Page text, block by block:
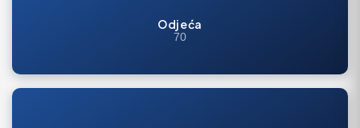
Odjeća
70